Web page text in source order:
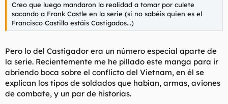
Creo que luego mandaron la realidad a tomar por culete
sacando a Frank Castle en la serie (si no sabéis quien es el
Francisco Castillo estáis Castigados...)
Pero lo del Castigador era un número especial aparte de
la serie. Recientemente me he pillado este manga para ir
abriendo boca sobre el conflicto del Vietnam, en él se
explican los tipos de soldados que habían, armas, aviones
de combate, y un par de historias.